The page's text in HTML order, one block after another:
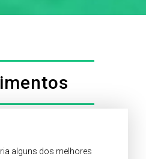
alguns dos melhores